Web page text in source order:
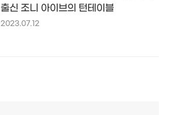
출신 조니 아이브의 턴테이블
2023.07.12